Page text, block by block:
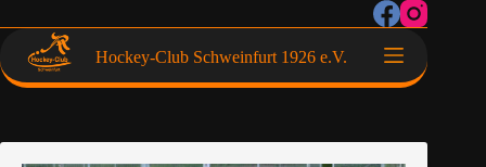
Hockey-Club Schweinfurt 1926 e.V.